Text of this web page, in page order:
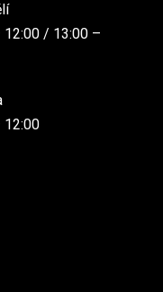
12:00 / 13:00 –
12:00